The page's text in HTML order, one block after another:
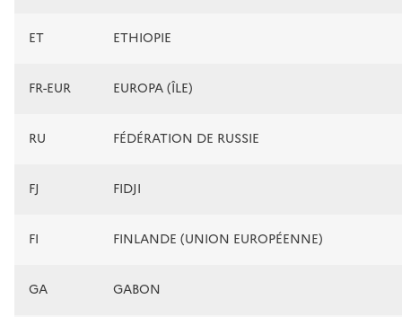
ET ETHIOPIE
FR-EUR EUROPA (ÎLE)
RU FÉDÉRATION DE RUSSIE
FJ FIDJI
FI FINLANDE (UNION EUROPÉENNE)
GA GABON